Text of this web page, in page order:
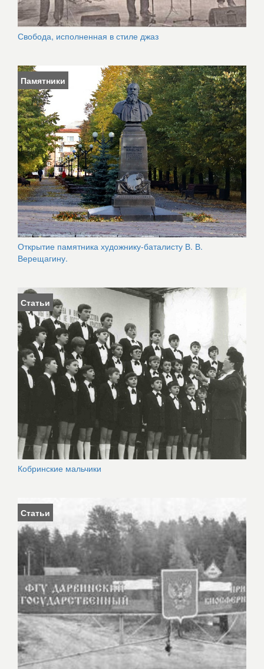
Свобода, исполненная в стиле джаз
Памятники
Открытие памятника художнику-баталисту В. В.
Верещагину.
Статьи
Кобринские мальчики
Статьи